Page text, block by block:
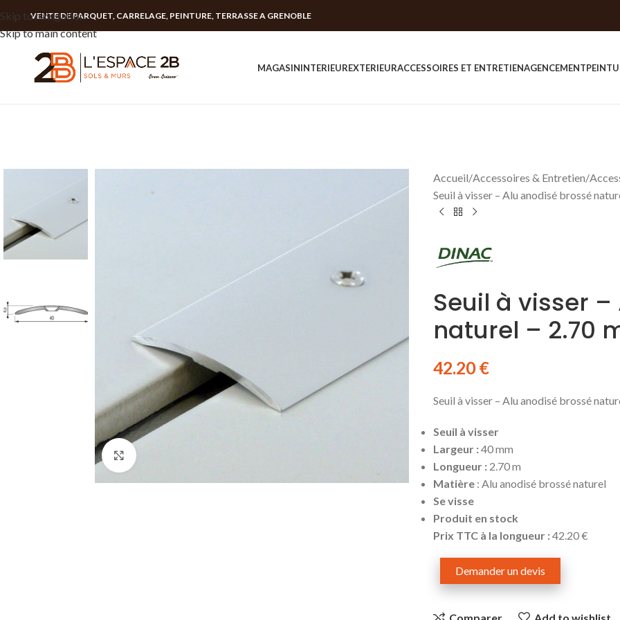
Skip to navigation
Skip to main content
VENTE DE PARQUET, CARRELAGE, PEINTURE, TERRASSE A GRENOBLE
MAGASININTERIEUREXTERIEURACCESSOIRES ET ENTRETIENAGENCEMENT
Accueil Accessoires & Entretien
Seuil à visser – Alu anodisé brossé
Seuil à visser
naturel – 2.70
42.20€
Seuil à visser – Alu anodisé brossé
Seuil à visser
Largeur :40 mm
Longueur :2.70 m
Matière: Alu anodisé brossé naturel
Se visse
Produit en stock
Prix TTC à la longueur :42.20 €
Demander un devis